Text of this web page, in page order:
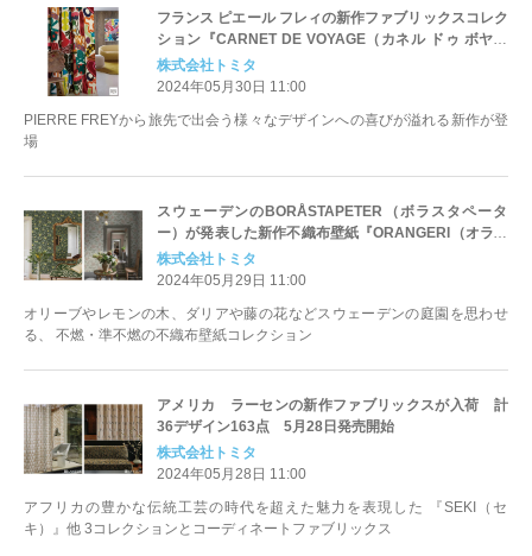
フランス ピエール フレィの新作ファブリックスコレク
ション『CARNET DE VOYAGE（カネル ドゥ ボヤー
ジュ）』や屋外でも使えるファブリックスなど計88デ
ザイン392点 5月30日発売開始
株式会社トミタ
2024年05月30日 11:00
PIERRE FREYから旅先で出会う様々なデザインへの喜びが溢れる新作が登
場
スウェーデンのBORÅSTAPETER（ボラスタペータ
ー）が発表した新作不織布壁紙『ORANGERI（オラン
ジェリ）』(8デザイン30点) ５月29日より発売開始
株式会社トミタ
2024年05月29日 11:00
オリーブやレモンの木、ダリアや藤の花などスウェーデンの庭園を思わせ
る、 不燃・準不燃の不織布壁紙コレクション
アメリカ ラーセンの新作ファブリックスが入荷 計
36デザイン163点 5月28日発売開始
株式会社トミタ
2024年05月28日 11:00
アフリカの豊かな伝統工芸の時代を超えた魅力を表現した 『SEKI（セ
キ）』他 3コレクションとコーディネートファブリックス